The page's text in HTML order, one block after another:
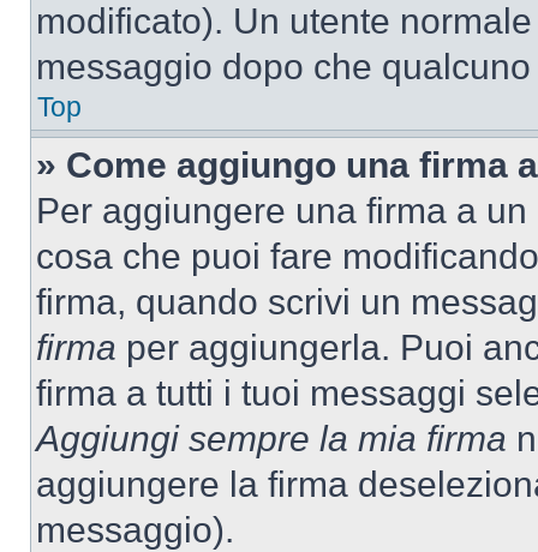
modificato). Un utente
messaggio dopo che
Top
» Come aggiungo una firma
Per aggiungere una firma a
cosa che puoi fare
firma, quando scrivi un
firma per aggiungerla. Puoi
firma a tutti i tuoi messaggi
Aggiungi sempre la mia firma
aggiungere la firma
messaggio).